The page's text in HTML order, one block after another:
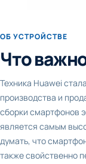
ОБ УСТРОЙСТВЕ
Что
Техника Huawei
производства и
сборки смартфонов
является самым
думать, что
также свойственно